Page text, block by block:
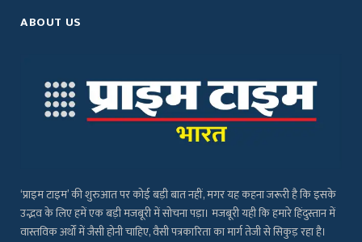
ABOUT US
‘प्राइम टाइम’ की शुरुआत पर कोई बड़ी बात नहीं, मगर यह कहना जरूरी है कि इसके
उद्भव के लिए हमें एक बड़ी मजबूरी में सोचना पड़ा। मजबूरी यही कि हमारे हिंदुस्तान में
वास्तविक अर्थों में जैसी होनी चाहिए, वैसी पत्रकारिता का मार्ग तेजी से सिकुड़ रहा है।